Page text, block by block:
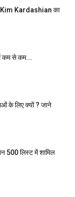
Kim Kardashian का
कम से कम...
के लिए क्यों ? जाने
500 लिस्ट में शामिल